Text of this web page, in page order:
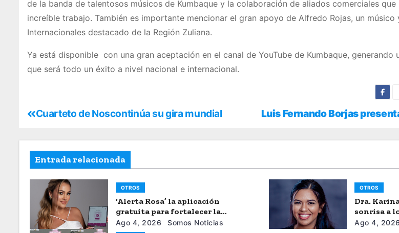
de la banda de talentosos músicos de Kumbaque y la colaboración de aliados comerciales
increíble trabajo. También es importante mencionar el gran apoyo de Alfredo Rojas, un
Internacionales destacado de la Región Zuliana.
Ya está disponible con una gran aceptación en el canal de YouTube de Kumbaque, generando
que será todo un éxito a nivel nacional e internacional.
Luis Fernando Borjas
Cuarteto de Noscontinúa su gira mundial
Entrada relacionada
OTROS
‘Alerta Rosa’ la aplicación
gratuita para fortalecer la
seguiridad de las mujeres
Ago 4, 2026 Somos Noticias
OTROS
Dra.
sonrisa a
Ago 4, 2026